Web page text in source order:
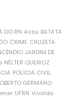
DO RN Assu BATATA
CRIME CRUZETA
JARDIM DE
NÉLTER QUEIROZ
POLÍCIA CIVIL
GERMANO
UFRN Vivaldo